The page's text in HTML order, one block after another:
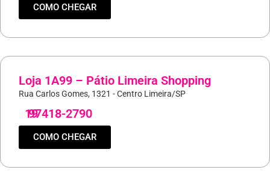
COMO CHEGAR
Loja 1A99 – Pátio Limeira Shopping
Rua Carlos Gomes, 1321 - Centro Limeira/SP
19
97418-2790
COMO CHEGAR